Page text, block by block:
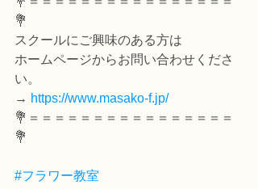
💐
スクールにご興味のある方は
ホームページからお問い合わせくださ
い。
→ https://www.masako-f.jp/
💐＝＝＝＝＝＝＝＝＝＝＝＝＝＝＝＝
💐
#フラワー教室